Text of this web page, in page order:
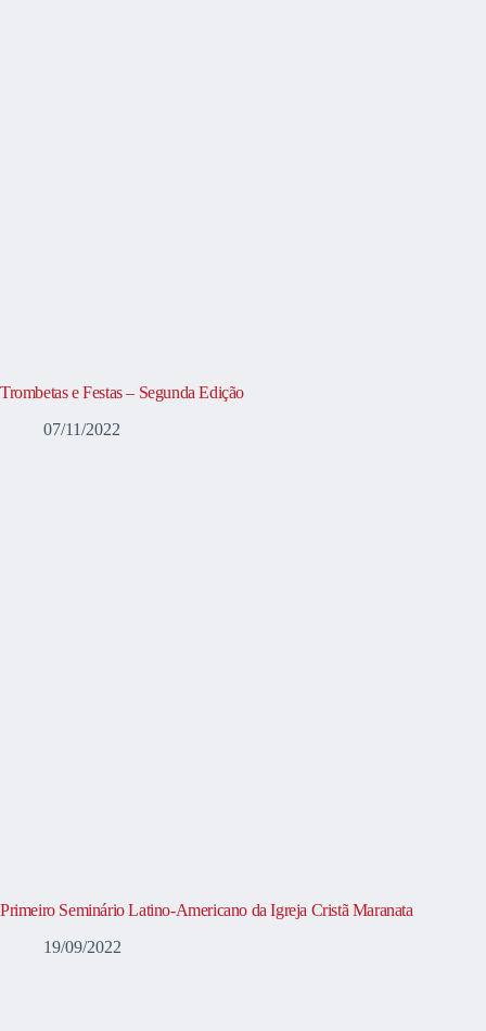
Trombetas e Festas – Segunda Edição
07/11/2022
Primeiro Seminário Latino-Americano da Igreja Cristã Maranata
19/09/2022